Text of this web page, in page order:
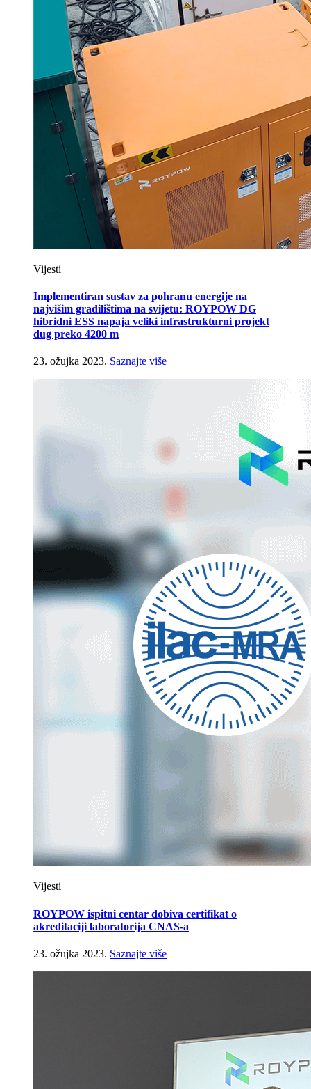
Vijesti
Implementiran sustav za pohranu energije na
najvišim gradilištima na svijetu: ROYPOW DG
hibridni ESS napaja veliki infrastrukturni projekt
dug preko 4200 m
23. ožujka 2023. Saznajte više
Vijesti
ROYPOW ispitni centar dobiva certifikat o
akreditaciji laboratorija CNAS-a
23. ožujka 2023. Saznajte više